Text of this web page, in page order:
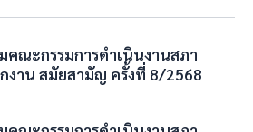
คณะกรรมการดำเนินงานสภา
งาน สมัยสามัญ ครั้งที่ 8/2568